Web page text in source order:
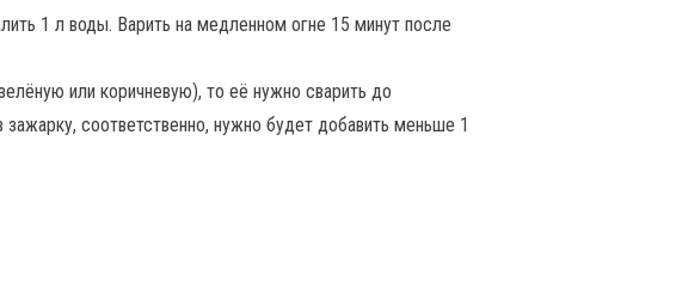
1 л воды. Варить на медленном огне 15 минут после
или коричневую), то её нужно сварить до
соответственно, нужно будет добавить меньше 1